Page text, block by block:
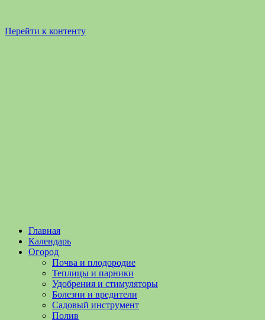
Перейти к контенту
Садоводство
Огородничество
Садоводство
огородничество
полезные
Главная
Календарь
Огород
Почва и плодородие
Теплицы и парники
Удобрения и стимуляторы
Болезни и вредители
Садовый инструмент
Полив